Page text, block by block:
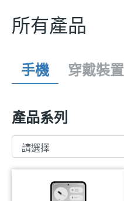
所有產品
手機 穿戴裝置
產品系列